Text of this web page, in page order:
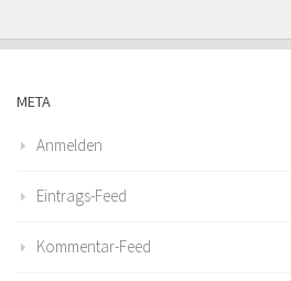
META
Anmelden
Eintrags-Feed
Kommentar-Feed